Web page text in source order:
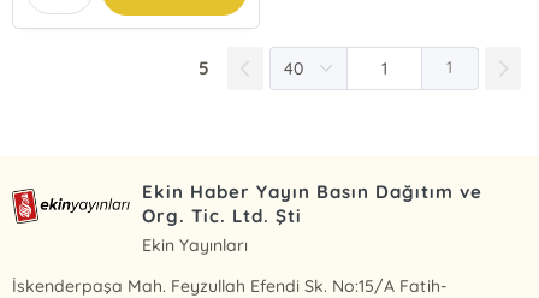
5 1
Ekin Haber Yayın Basın Dağıtım ve
Org. Tic. Ltd. Şti
Ekin Yayınları
İskenderpaşa Mah. Feyzullah Efendi Sk. No:15/A Fatih-